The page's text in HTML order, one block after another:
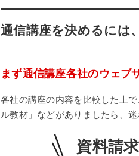
通信講座を決めるには
まず通信講座各社のウェブ
各社の講座の内容を比較した上
ル教材」などがありましたら、
資料請